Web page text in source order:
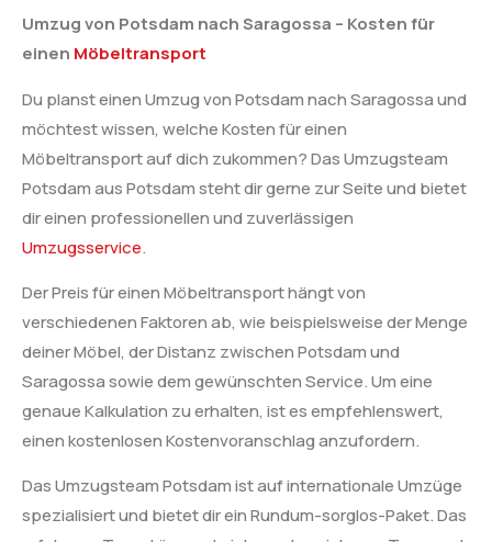
Umzug von Potsdam nach Saragossa – Kosten für
einen Möbeltransport
Du planst einen Umzug von Potsdam nach Saragossa und
möchtest wissen, welche Kosten für einen
Möbeltransport auf dich zukommen? Das Umzugsteam
Potsdam aus Potsdam steht dir gerne zur Seite und bietet
dir einen professionellen und zuverlässigen
Umzugsservice.
Der Preis für einen Möbeltransport hängt von
verschiedenen Faktoren ab, wie beispielsweise der Menge
deiner Möbel, der Distanz zwischen Potsdam und
Saragossa sowie dem gewünschten Service. Um eine
genaue Kalkulation zu erhalten, ist es empfehlenswert,
einen kostenlosen Kostenvoranschlag anzufordern.
Das Umzugsteam Potsdam ist auf internationale Umzüge
spezialisiert und bietet dir ein Rundum-sorglos-Paket. Das